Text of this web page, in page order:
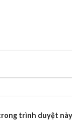
trình duyệt